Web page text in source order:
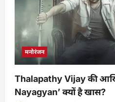
मनोरंजन
Thalapathy Vijay की
Nayagyan’ क्यों है खास?